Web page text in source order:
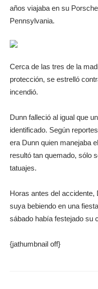
años viajaba en su
Pennsylvania.
Cerca de las tres de la
protección, se estrelló
incendió.
Dunn falleció al igual que
identificado. Según
era Dunn quien manejaba
resultó tan quemado, sólo
tatuajes.
Horas antes del accidente,
suya bebiendo en una
sábado había festejado su
{jathumbnail off}